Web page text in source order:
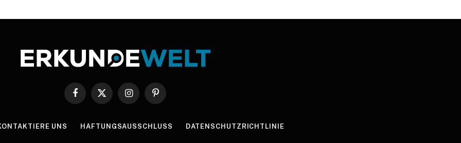
Facebook
X
InstagramPinterest
UNS HAFTUNGSAUSSCHLUSS DATENSCHUTZRICHTLINIE